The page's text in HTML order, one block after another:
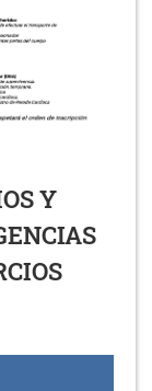
Y
PRIMEROS